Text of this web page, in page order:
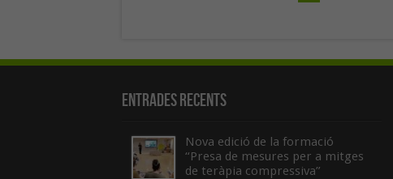
Entrades recents
Nova edició de la formació
“Presa de mesures per a mitges
de teràpia compressiva”